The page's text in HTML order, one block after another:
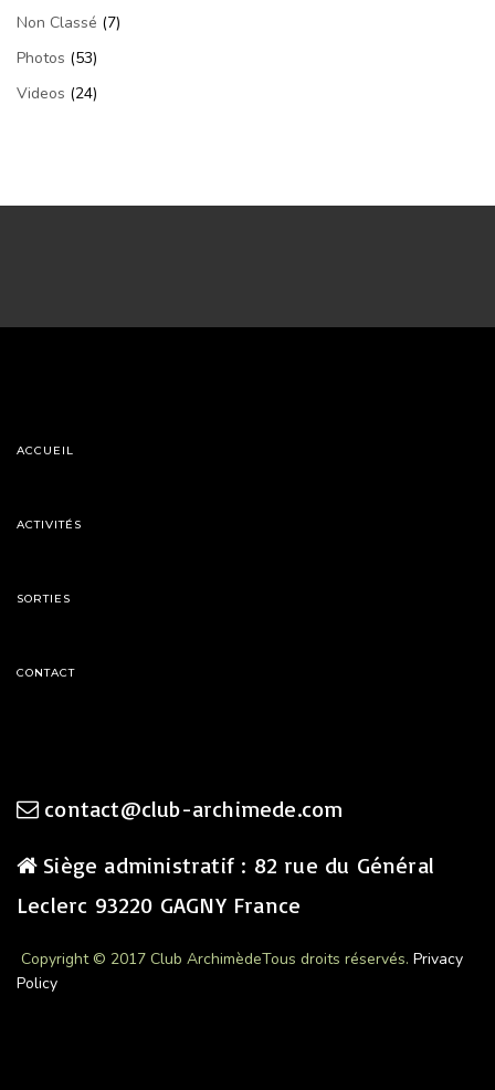
Non Classé (7)
Photos (53)
Videos (24)
ACCUEIL
ACTIVITÉS
SORTIES
CONTACT
contact@club-archimede.com
Siège administratif : 82 rue du Général
Leclerc 93220 GAGNY France
Copyright © 2017 Club ArchimèdeTous droits réservés. Privacy
Policy